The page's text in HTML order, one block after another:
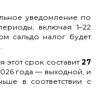
уведомление по
включая 1–22
сальдо налог будет
.
срок составит27
года — выходной, и
в соответствии с